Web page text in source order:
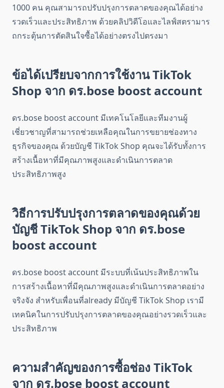
1000 คน คุณสามารถปรับปรุงการตลาดของคุณได้อย่าง
รวดเร็วและประสิทธิภาพ ด้วยคลิปวิดีโอและไลฟ์สตรามาร
ถกระตุ้นการตัดสินใจซื้อได้อย่างตรงไปตรงมา
ข้อได้เปรียบจากการใช้งาน TikTok
Shop จาก ดร.bose boost account
ดร.bose boost account มีเทคโนโลยีและทีมงานผู้
เชี่ยวชาญที่สามารถช่วยเหลือคุณในการขยายช่องทาง
ธุรกิจของคุณ ด้วยบัญชี TikTok Shop คุณจะได้รับทั้งการ
สร้างเนื้อหาที่มีคุณภาพสูงและดำเนินการตลาด
ประสิทธิภาพสูง
วิธีการปรับปรุงการตลาดของคุณด้วย
บัญชี TikTok Shop จาก ดร.bose
boost account
ดร.bose boost account มีระบบที่เน้นประสิทธิภาพใน
การสร้างเนื้อหาที่มีคุณภาพสูงและดำเนินการตลาดอย่าง
จริงจัง สำหรับเพื่อนที่already มีบัญชี TikTok Shop เรามี
เทคนิคในการปรับปรุงการตลาดของคุณอย่างรวดเร็วและ
ประสิทธิภาพ
ความสำคัญของการซื้อช่อง TikTok
จาก ดร.bose boost account